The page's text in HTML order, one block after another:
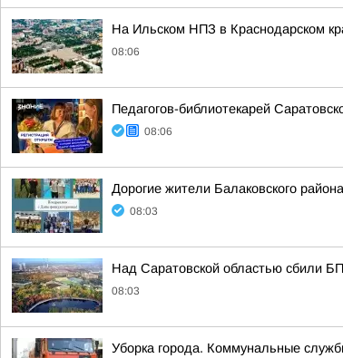
На Ильском НПЗ в Краснодарском
08:06
Педагогов-библиотекарей
08:06
Дорогие жители Балаковского
08:03
Над Саратовской областью сбили
08:03
Уборка города. Коммунальные